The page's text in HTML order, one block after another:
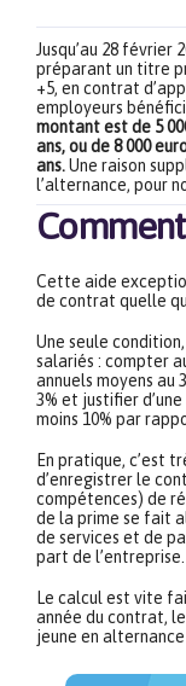
Jusqu’au 28
préparant un titre
+5, en contrat
employeurs
montant est de 5
ans, ou de 8 000
ans.Une raison
l’alternance, pour
Cette aide
de contrat quelle
Une seule
salariés : compter
annuels moyens au
3% et justifier
moins 10% par
En pratique, c’est
d’enregistrer le
compétences) de
de la prime se fait
de services et de
part de l’entreprise.
Le calcul est vite
année du contrat,
jeune en